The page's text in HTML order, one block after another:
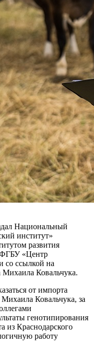
Национальный
институт»
развития
«Центр
со ссылкой на
Михаила Ковальчука.
от импорта
Ковальчука, за
генотипирования
из Краснодарского
работу